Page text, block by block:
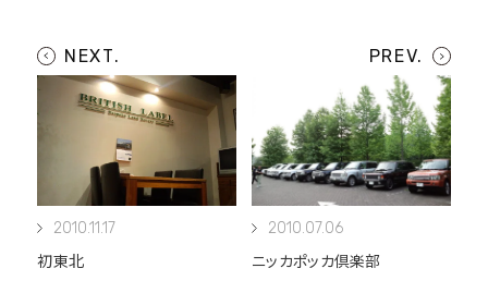
2010.11.17
初東北
2010.07.06
ニッカポッカ倶楽部